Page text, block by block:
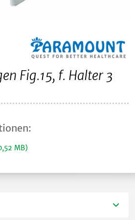
Fig.15, f. Halter 3
MB)